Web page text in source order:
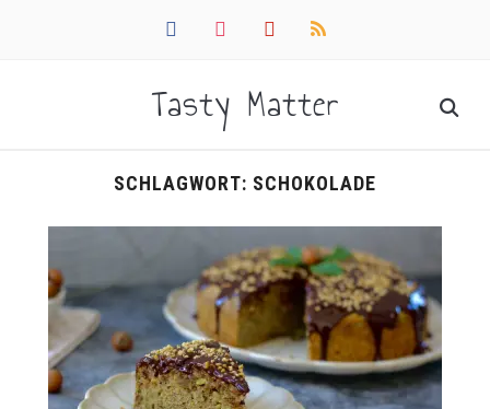
facebookinstagrampinterestrss
Tasty Matter
SCHLAGWORT: SCHOKOLADE